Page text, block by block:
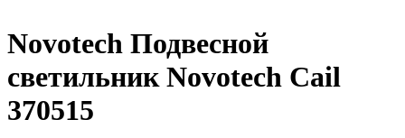
Novotech Подвесной
светильник Novotech Cail
370515